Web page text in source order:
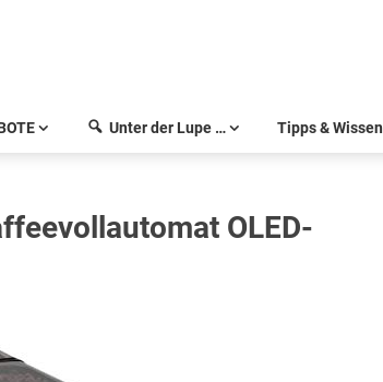
Unter der Lupe … Tipps & Wissen
OLED-